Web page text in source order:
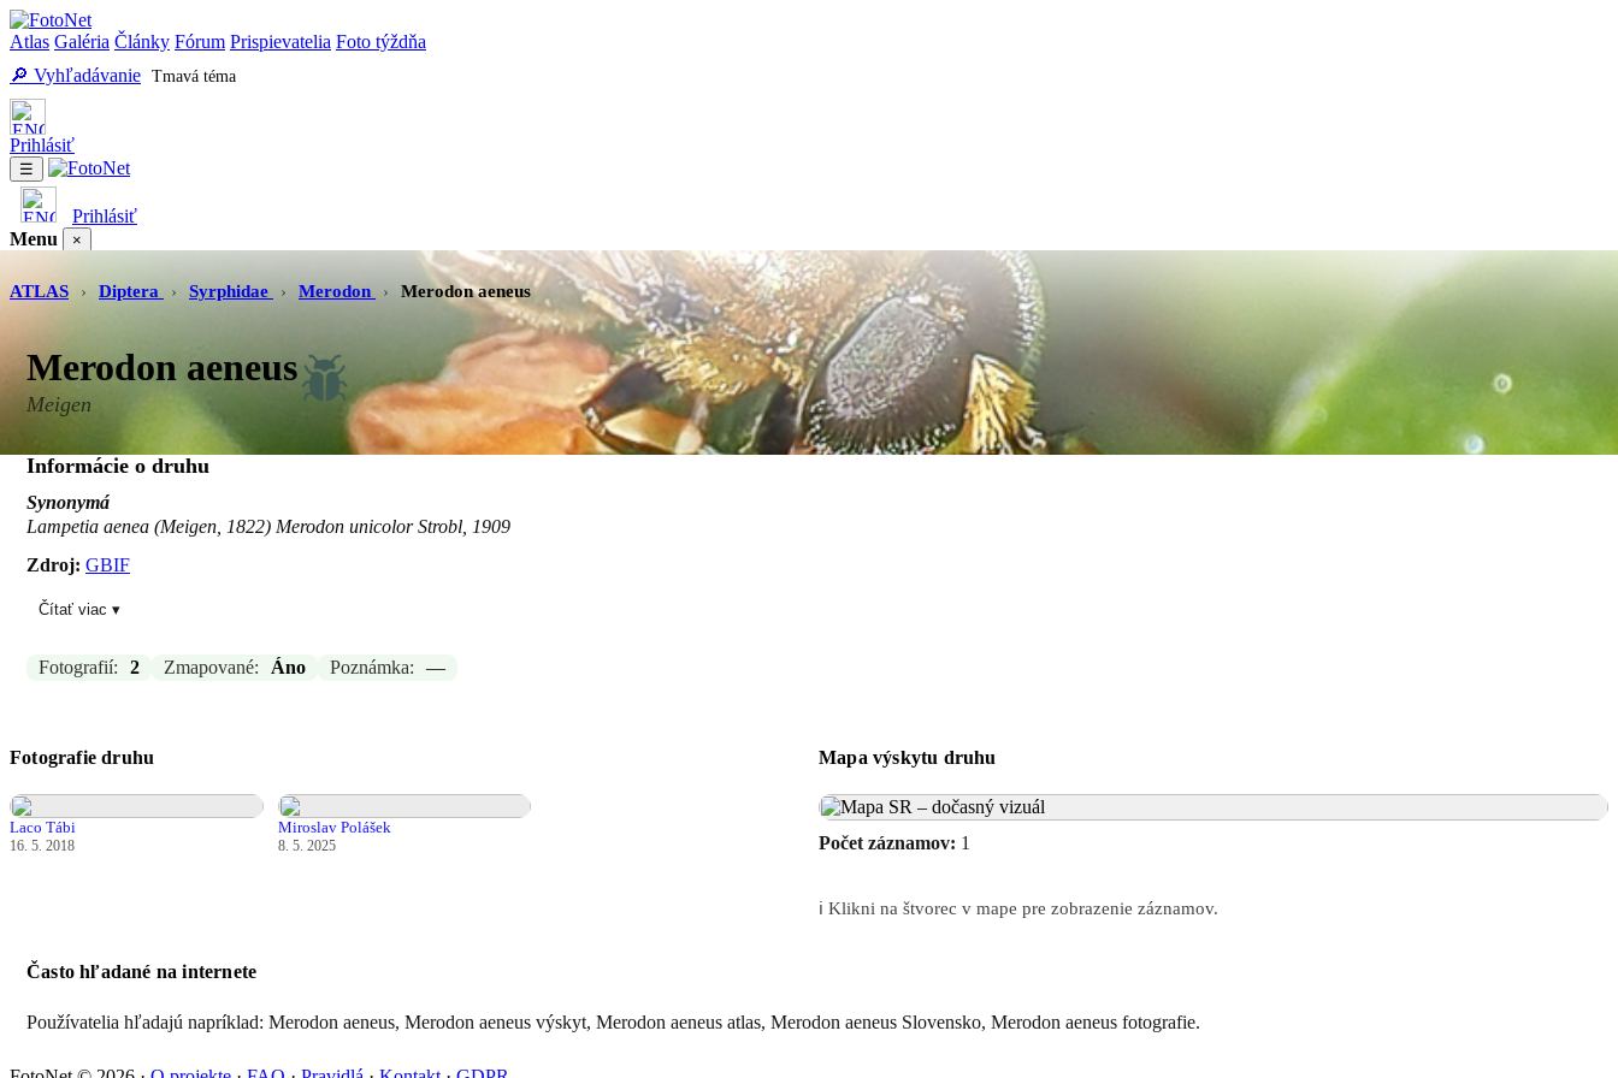
Atlas Galéria Články Fórum Prispievatelia Foto týždňa
🔎 Vyhľadávanie Tmavá téma
Prihlásiť
☰
Prihlásiť
Menu
×
Foto týždňa Vyhľadávanie Tmavá téma
ATLAS
› Diptera › Syrphidae › Merodon › Merodon aeneus
Merodon aeneus
Meigen
Informácie o druhu
Synonymá
Lampetia aenea (Meigen, 1822) Merodon unicolor Strobl, 1909
Zdroj: GBIF
Aktualizované: Laco Tábi, 18.03.2026 19:18
Čítať viac ▾
Fotografií: 2 Zmapované: Áno Poznámka: —
Fotografie druhu
Laco Tábi
16. 5. 2018
Miroslav Polášek
8. 5. 2025
Mapa výskytu druhu
Počet záznamov: 1
ℹ️ Klikni na štvorec v mape pre zobrazenie záznamov.
Často hľadané na internete
Používatelia hľadajú napríklad: Merodon aeneus, Merodon aeneus výskyt, Merodon aeneus atlas, Merodon aeneus Slovensko, Merodon aeneus fotografie.